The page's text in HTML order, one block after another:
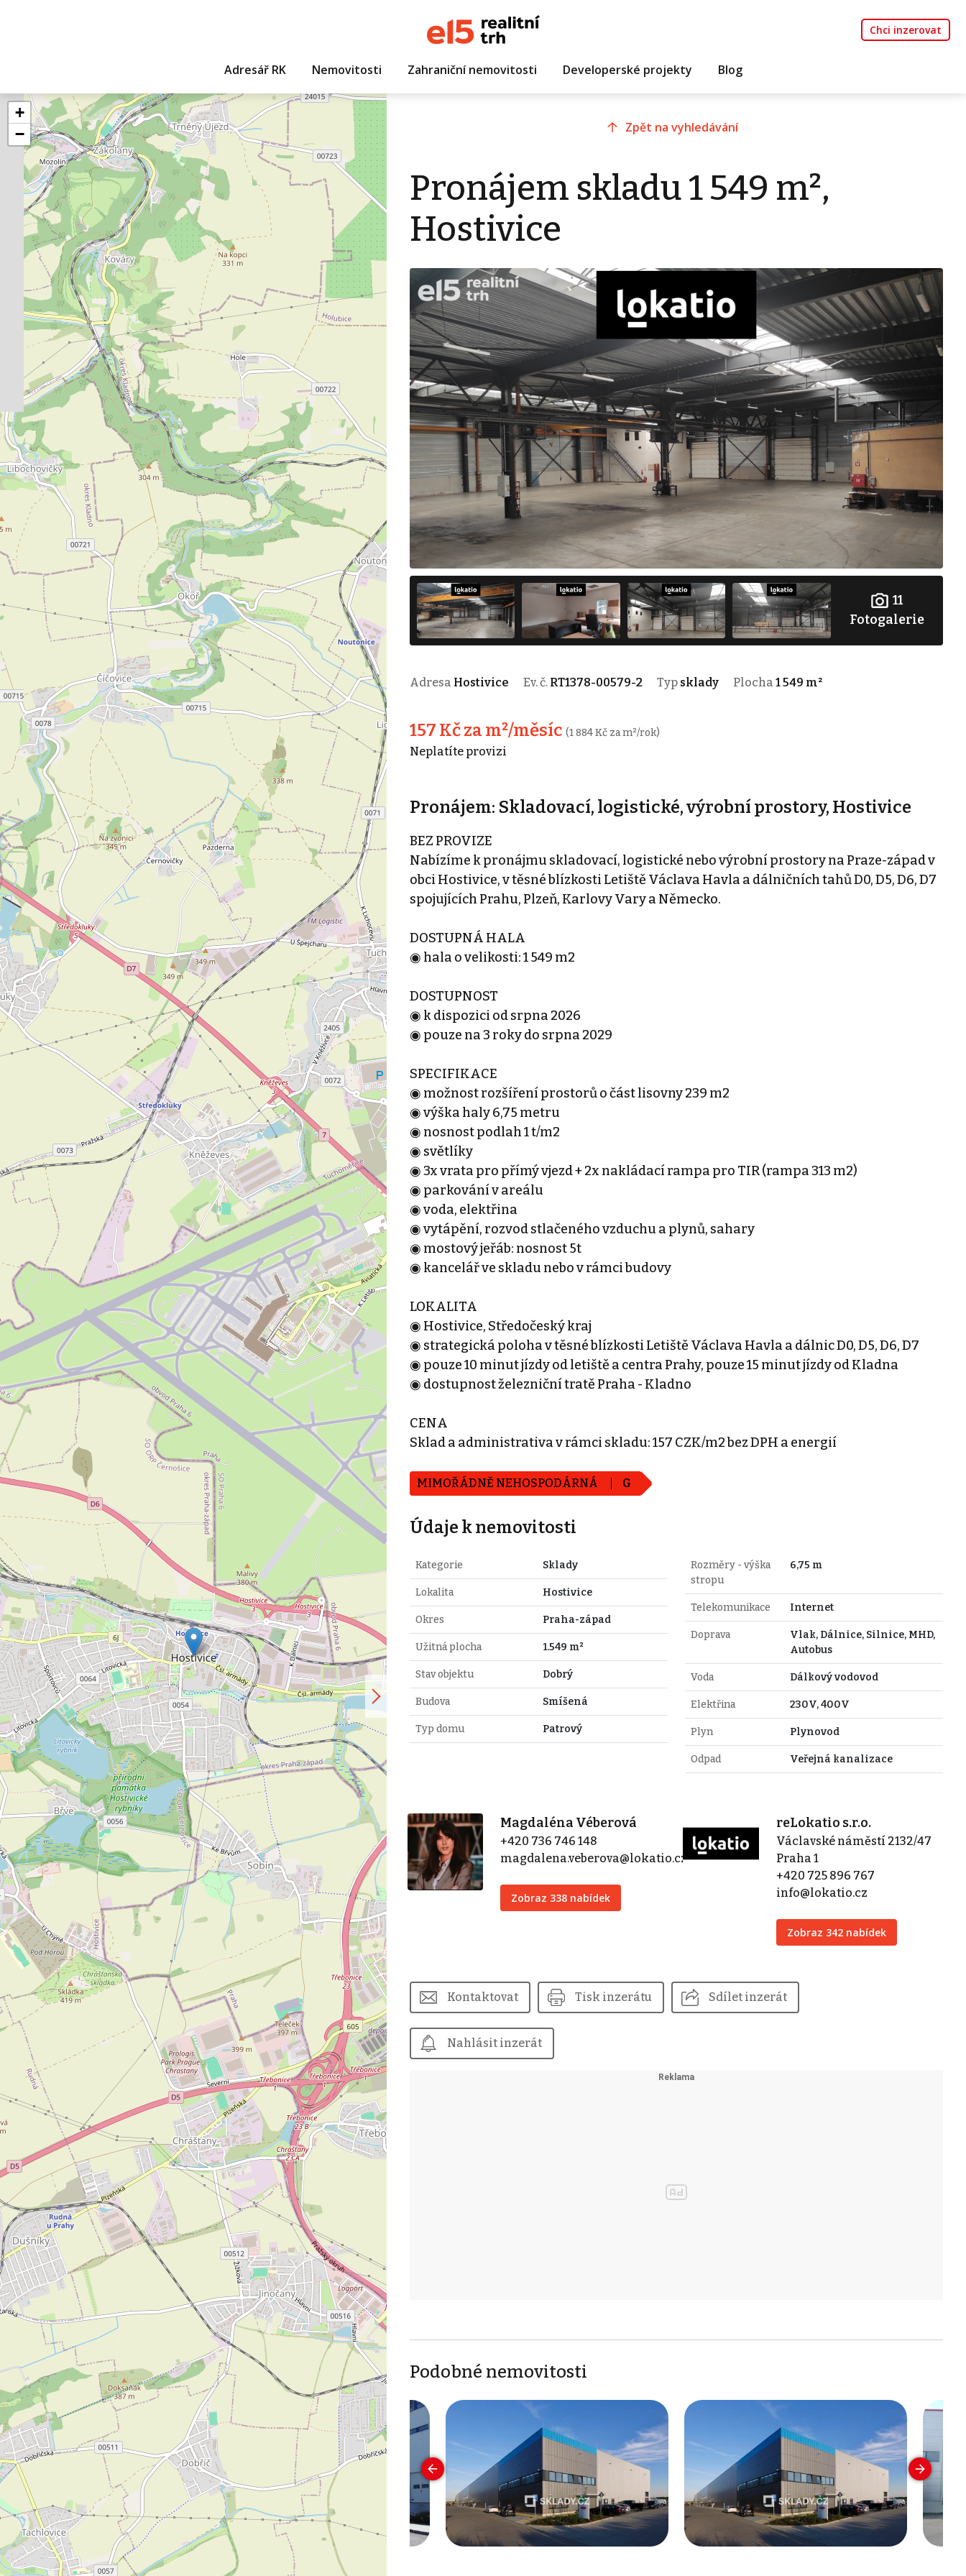
Chci inzerovat
Adresář RK Nemovitosti Zahraniční nemovitosti Developerské projekty Blog
+
−
Zpět na vyhledávání
Pronájem skladu 1 549 m²,
Hostivice
11
Fotogalerie
Adresa Hostivice Ev. č. RT1378-00579-2 Typ sklady Plocha 1 549 m²
157 Kč za m²/měsíc (1 884 Kč za m²/rok)
Neplatíte provizi
Pronájem: Skladovací, logistické, výrobní prostory, Hostivice
BEZ PROVIZE
Nabízíme k pronájmu skladovací, logistické nebo výrobní prostory na Praze-západ v
obci Hostivice, v těsné blízkosti Letiště Václava Havla a dálničních tahů D0, D5, D6, D7
spojujících Prahu, Plzeň, Karlovy Vary a Německo.
DOSTUPNÁ HALA
◉ hala o velikosti: 1 549 m2
DOSTUPNOST
◉ k dispozici od srpna 2026
◉ pouze na 3 roky do srpna 2029
SPECIFIKACE
◉ možnost rozšíření prostorů o část lisovny 239 m2
◉ výška haly 6,75 metru
◉ nosnost podlah 1 t/m2
◉ světlíky
◉ 3x vrata pro přímý vjezd + 2x nakládací rampa pro TIR (rampa 313 m2)
◉ parkování v areálu
◉ voda, elektřina
◉ vytápění, rozvod stlačeného vzduchu a plynů, sahary
◉ mostový jeřáb: nosnost 5t
◉ kancelář ve skladu nebo v rámci budovy
LOKALITA
◉ Hostivice, Středočeský kraj
◉ strategická poloha v těsné blízkosti Letiště Václava Havla a dálnic D0, D5, D6, D7
◉ pouze 10 minut jízdy od letiště a centra Prahy, pouze 15 minut jízdy od Kladna
◉ dostupnost železniční tratě Praha - Kladno
CENA
Sklad a administrativa v rámci skladu: 157 CZK/m2 bez DPH a energií
MIMOŘÁDNĚ NEHOSPODÁRNÁ G
Údaje k nemovitosti
Kategorie Sklady
Lokalita Hostivice
Okres Praha-západ
Užitná plocha 1.549 m²
Stav objektu Dobrý
Budova Smíšená
Typ domu Patrový
Rozměry - výška
stropu
6,75 m
Telekomunikace Internet
Doprava
Vlak, Dálnice, Silnice, MHD,
Autobus
Voda Dálkový vodovod
Elektřina 230V, 400V
Plyn Plynovod
Odpad Veřejná kanalizace
Magdaléna Véberová
+420 736 746 148
magdalena.veberova@lokatio.cz
Zobraz 338 nabídek
reLokatio s.r.o.
Václavské náměstí 2132/47
Praha 1
+420 725 896 767
info@lokatio.cz
Zobraz 342 nabídek
Kontaktovat Tisk inzerátu Sdílet inzerát
Nahlásit inzerát
Podobné nemovitosti